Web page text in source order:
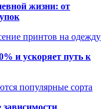
жизни: от
принтов на одежду
и ускоряет путь к
популярные сорта